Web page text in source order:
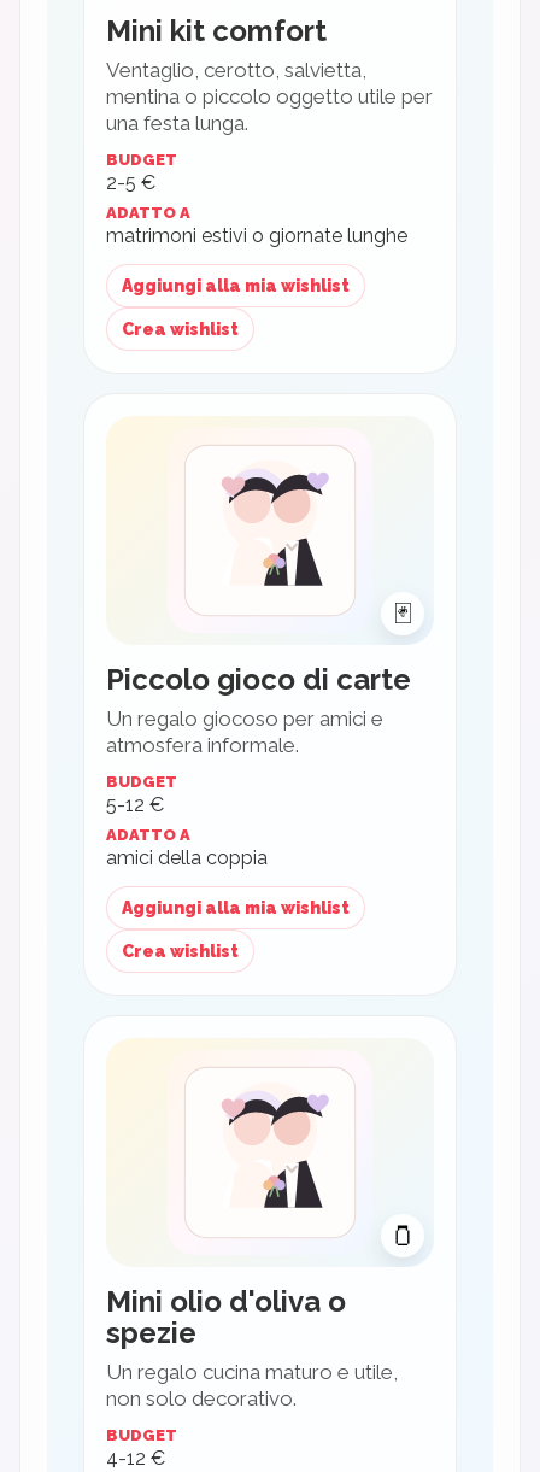
Mini kit comfort
Ventaglio, cerotto, salvietta,
mentina o piccolo oggetto utile per
una festa lunga.
BUDGET
2-5 €
ADATTO A
matrimoni estivi o giornate lunghe
Aggiungi alla mia wishlist
Crea wishlist
🃏
Piccolo gioco di carte
Un regalo giocoso per amici e
atmosfera informale.
BUDGET
5-12 €
ADATTO A
amici della coppia
Aggiungi alla mia wishlist
Crea wishlist
🫙
Mini olio d'oliva o
spezie
Un regalo cucina maturo e utile,
non solo decorativo.
BUDGET
4-12 €